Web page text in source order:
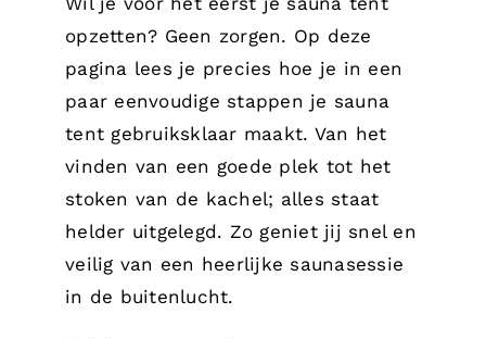
opzetten? Geen zorgen. Op deze
pagina lees je precies hoe je in een
paar eenvoudige stappen je sauna
tent gebruiksklaar maakt. Van het
vinden van een goede plek tot het
stoken van de kachel; alles staat
helder uitgelegd. Zo geniet jij snel en
veilig van een heerlijke saunasessie
in de buitenlucht.